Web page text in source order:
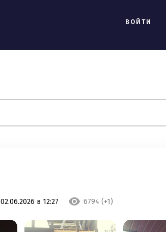
ВОЙТИ
02.06.2026 в 12:27 6794 (+1)